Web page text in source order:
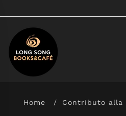
Home Contributo alla